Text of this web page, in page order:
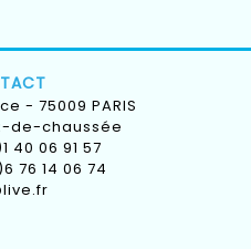
- 75009 PARIS
de-chaussée
40 06 91 57
76 14 06 74